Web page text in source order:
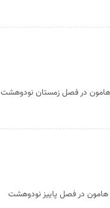
هامون در فصل زمستان نودوهشت
هامون در فصل پاییز نودوهشت